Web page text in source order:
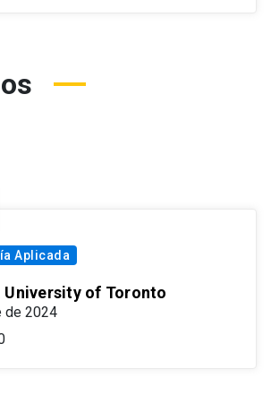
Aplicada
University of Toronto
de 2024